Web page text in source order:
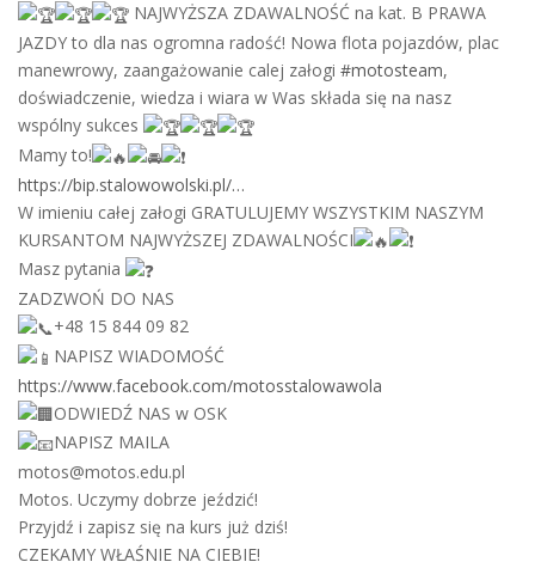
NAJWYŻSZA ZDAWALNOŚĆ na kat. B PRAWA
JAZDY to dla nas ogromna radość! Nowa flota pojazdów, plac
manewrowy, zaangażowanie calej załogi #motosteam,
doświadczenie, wiedza i wiara w Was składa się na nasz
wspólny sukces
Mamy to!
https://bip.stalowowolski.pl/…
W imieniu całej załogi GRATULUJEMY WSZYSTKIM NASZYM
KURSANTOM NAJWYŻSZEJ ZDAWALNOŚCI
Masz pytania
ZADZWOŃ DO NAS
+48 15 844 09 82
NAPISZ WIADOMOŚĆ
https://www.facebook.com/motosstalowawola
ODWIEDŹ NAS w OSK
NAPISZ MAILA
motos@motos.edu.pl
Motos. Uczymy dobrze jeździć!
Przyjdź i zapisz się na kurs już dziś!
CZEKAMY WŁAŚNIE NA CIEBIE!